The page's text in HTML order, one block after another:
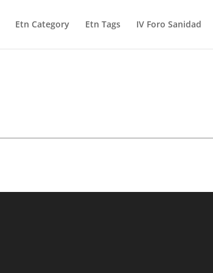
Etn Category Etn Tags IV Foro Sanidad